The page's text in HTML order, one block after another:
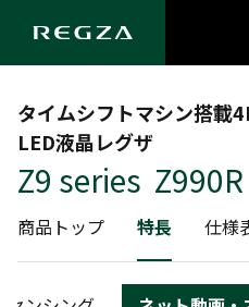
タイムシフトマシン搭載
LED液晶レグザ
Z9 series Z990R
商品トップ 特長 仕様